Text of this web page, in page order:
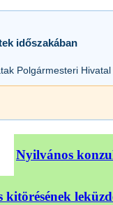
időszakában
Polgármesteri
Nyilvános
kitörésének